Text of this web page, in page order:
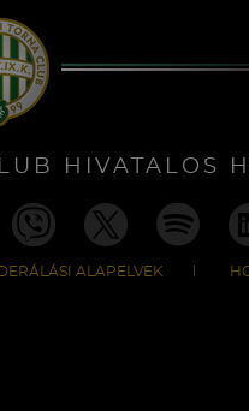
HIVATALOS
ALAPELVEK